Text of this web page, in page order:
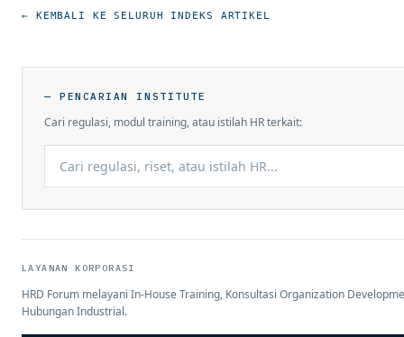
— PENCARIAN INSTITUTE
Cari regulasi, modul training, atau istilah HR terkait:
LAYANAN KORPORASI
HRD Forum melayani In-House Training, Konsultasi Organization
Hubungan Industrial.
← KEMBALI KE SELURUH INDEKS ARTIKEL